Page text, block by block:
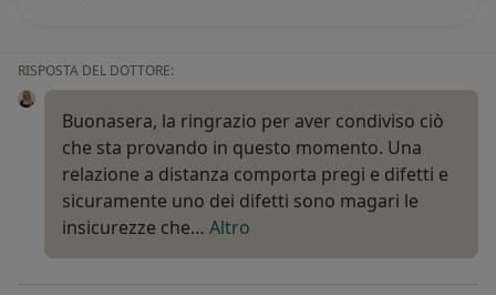
RISPOSTA DEL DOTTORE:
Buonasera, la ringrazio per aver condiviso ciò
che sta provando in questo momento. Una
relazione a distanza comporta pregi e difetti e
sicuramente uno dei difetti sono magari le
insicurezze che… Altro